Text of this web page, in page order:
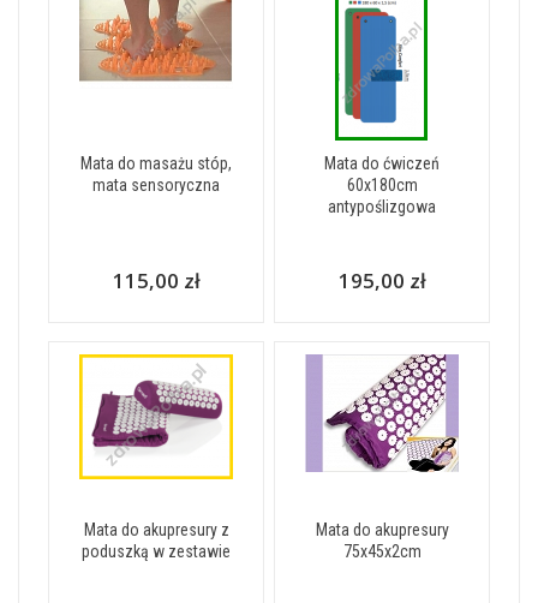
Mata do masażu stóp,
mata sensoryczna
115,00 zł
Mata do ćwiczeń
60x180cm
antypoślizgowa
195,00 zł
Mata do akupresury z
poduszką w zestawie
Mata do akupresury
75x45x2cm